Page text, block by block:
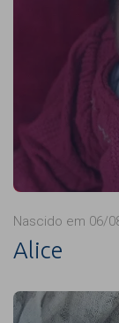
Nascido em 06/
Alice